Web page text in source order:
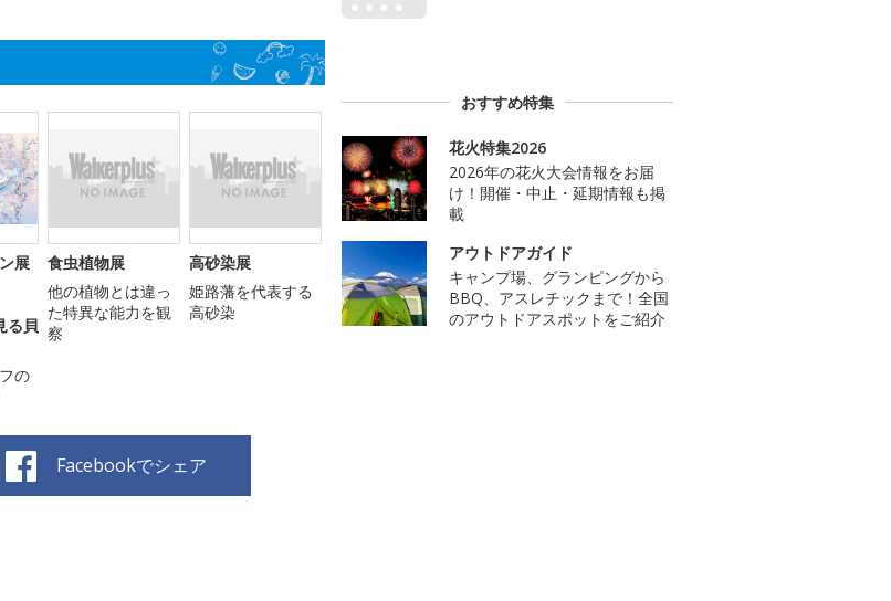
展
貝
の
食虫植物展
他の植物とは違っ
た特異な能力を観
察
高砂染展
姫路藩を代表する
高砂染
Facebookでシェア
おすすめ特集
花火特集2026
2026年の花火大会情報をお届
け！開催・中止・延期情報も掲
載
アウトドアガイド
キャンプ場、グランピングから
BBQ、アスレチックまで！全国
のアウトドアスポットをご紹介